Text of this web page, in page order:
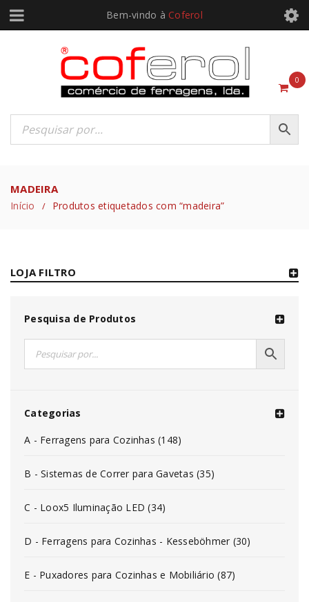
Bem-vindo à Coferol
0
MADEIRA
Início / Produtos etiquetados com “madeira”
LOJA FILTRO
Pesquisa de Produtos
Categorias
A - Ferragens para Cozinhas (148)
B - Sistemas de Correr para Gavetas (35)
C - Loox5 Iluminação LED (34)
D - Ferragens para Cozinhas - Kesseböhmer (30)
E - Puxadores para Cozinhas e Mobiliário (87)